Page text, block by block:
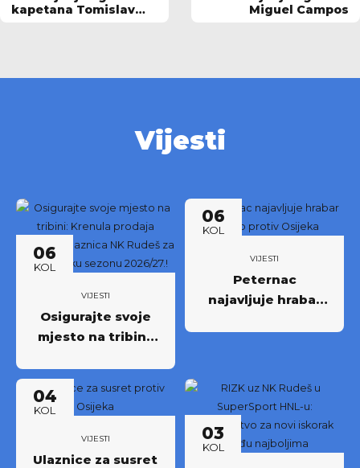
kapetana Tomislav
Miguel Campos
Vijesti
06
KOL
VIJESTI
Osigurajte svoje
mjesto na tribini:
godišnjih ulaznica
NK Rudeš za
prvoligašku
sezonu 2026/27.!
06
KOL
VIJESTI
Peternac
najavljuje hrabar
04
KOL
VIJESTI
Ulaznice za susret
03
KOL